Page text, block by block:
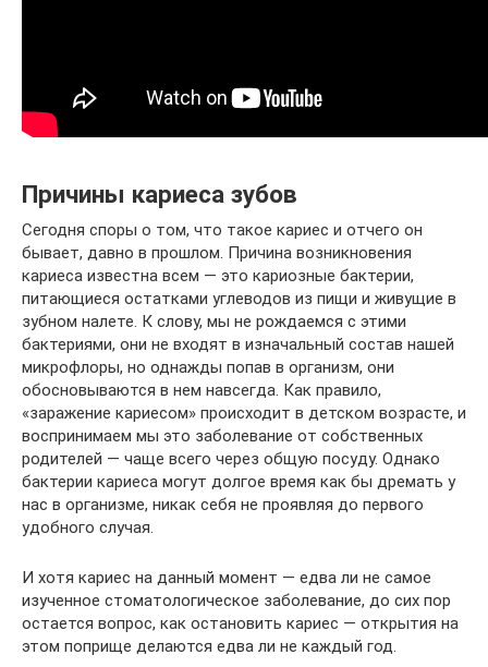
Причины кариеса зубов
Сегодня споры о том, что такое кариес и отчего он
бывает, давно в прошлом. Причина возникновения
кариеса известна всем — это кариозные бактерии,
питающиеся остатками углеводов из пищи и живущие в
зубном налете. К слову, мы не рождаемся с этими
бактериями, они не входят в изначальный состав нашей
микрофлоры, но однажды попав в организм, они
обосновываются в нем навсегда. Как правило,
«заражение кариесом» происходит в детском возрасте, и
воспринимаем мы это заболевание от собственных
родителей — чаще всего через общую посуду. Однако
бактерии кариеса могут долгое время как бы дремать у
нас в организме, никак себя не проявляя до первого
удобного случая.
И хотя кариес на данный момент — едва ли не самое
изученное стоматологическое заболевание, до сих пор
остается вопрос, как остановить кариес — открытия на
этом поприще делаются едва ли не каждый год.